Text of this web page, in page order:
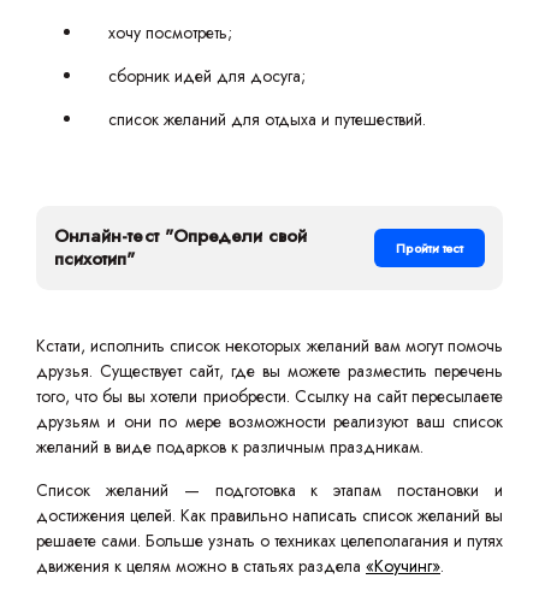
хочу посмотреть;
сборник идей для досуга;
список желаний для отдыха и путешествий.
Онлайн-тест "Определи свой
психотип"
Пройти тест
Кстати, исполнить список некоторых желаний вам могут помочь
друзья. Существует сайт, где вы можете разместить перечень
того, что бы вы хотели приобрести. Ссылку на сайт пересылаете
друзьям и они по мере возможности реализуют ваш список
желаний в виде подарков к различным праздникам.
Список желаний — подготовка к этапам постановки и
достижения целей. Как правильно написать список желаний вы
решаете сами. Больше узнать о техниках целеполагания и путях
движения к целям можно в статьях раздела «Коучинг».